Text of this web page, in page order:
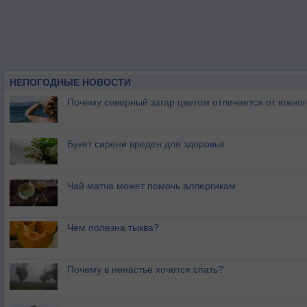
НЕПОГОДНЫЕ НОВОСТИ
Почему северный загар цветом отличается от
Букет сирени вреден для здоровья
Чай матча может помочь аллергикам
Чем полезна тыква?
Почему в ненастье хочется спать?